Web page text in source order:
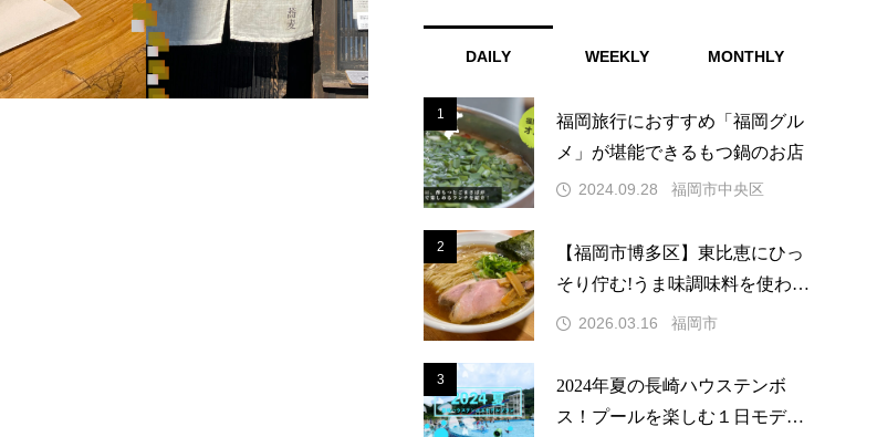
DAILY WEEKLY MONTHLY
1
福岡旅行におすすめ「福岡グル
メ」が堪能できるもつ鍋のお店
2024.09.28 福岡市中央区
2
【福岡市博多区】東比恵にひっ
そり佇む!うま味調味料を使わな
い醤油スープのラーメン店!
2026.03.16 福岡市
3
2024年夏の長崎ハウステンボ
ス！プールを楽しむ１日モデル